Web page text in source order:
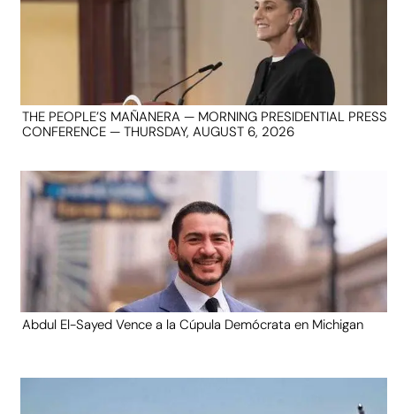
THE PEOPLE’S MAÑANERA — MORNING PRESIDENTIAL PRESS
CONFERENCE — THURSDAY, AUGUST 6, 2026
Abdul El-Sayed Vence a la Cúpula Demócrata en Michigan